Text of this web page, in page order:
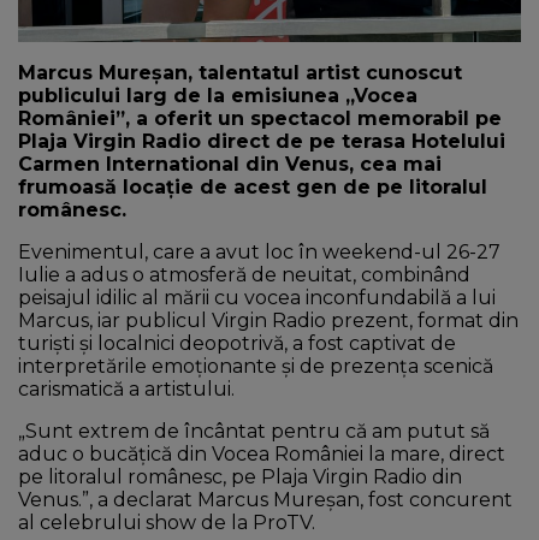
Marcus Mureșan, talentatul artist cunoscut
publicului larg de la emisiunea „Vocea
României”, a oferit un spectacol memorabil pe
Plaja Virgin Radio direct de pe terasa Hotelului
Carmen International din Venus, cea mai
frumoasă locație de acest gen de pe litoralul
românesc.
Evenimentul, care a avut loc în weekend-ul 26-27
Iulie a adus o atmosferă de neuitat, combinând
peisajul idilic al mării cu vocea inconfundabilă a lui
Marcus, iar publicul Virgin Radio prezent, format din
turiști și localnici deopotrivă, a fost captivat de
interpretările emoționante și de prezența scenică
carismatică a artistului.
„Sunt extrem de încântat pentru că am putut să
aduc o bucățică din Vocea României la mare, direct
pe litoralul românesc, pe Plaja Virgin Radio din
Venus.”, a declarat Marcus Mureșan, fost concurent
al celebrului show de la ProTV.